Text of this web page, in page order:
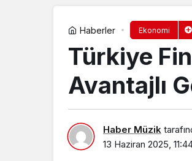
Haberler Ekonomi
Türkiye
Avantajlı
Haber Müzik
13 Haziran 2025,